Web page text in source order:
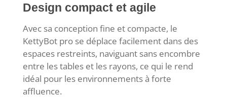
Design compact et agile
Avec sa conception fine et compacte, le
KettyBot pro se déplace facilement dans des
espaces restreints, naviguant sans encombre
entre les tables et les rayons, ce qui le rend
idéal pour les environnements à forte
affluence.